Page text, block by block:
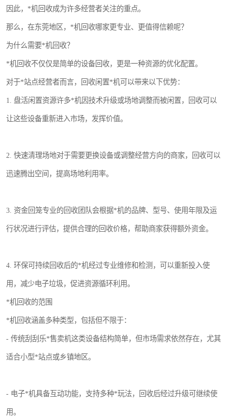
因此，*机回收成为许多经营者关注的重点。
那么，在东莞地区，*机回收哪家更专业、更值得信赖呢？
为什么需要*机回收？
*机回收不仅仅是简单的设备回收，更是一种资源的优化配置。
对于*站点经营者而言，回收闲置*机可以带来以下优势：
1. 盘活闲置资源许多*机因技术升级或场地调整而被闲置，回收可以
让这些设备重新进入市场，发挥价值。
2. 快速清理场地对于需要更换设备或调整经营方向的商家，回收可以
迅速腾出空间，提高场地利用率。
3. 资金回笼专业的回收团队会根据*机的品牌、型号、使用年限及运
行状况进行评估，提供合理的回收价格，帮助商家获得额外资金。
4. 环保可持续回收后的*机经过专业维修和检测，可以重新投入使
用，减少电子垃圾，促进资源循环利用。
*机回收的范围
*机回收涵盖多种类型，包括但不限于：
- 传统刮刮乐*售卖机这类设备结构简单，但市场需求依然存在，尤其
适合小型*站点或乡镇地区。
- 电子*机具备互动功能，支持多种*玩法，回收后经过升级可继续使
用。